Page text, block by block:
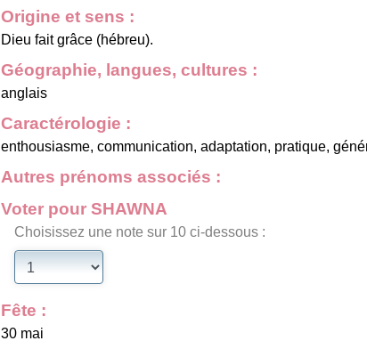
Origine et sens :
Dieu fait grâce (hébreu).
Géographie, langues, cultures :
anglais
Caractérologie :
enthousiasme, communication, adaptation, pratique,
Autres prénoms associés :
Voter pour SHAWNA
Choisissez une note sur 10 ci-dessous :
Fête :
30 mai